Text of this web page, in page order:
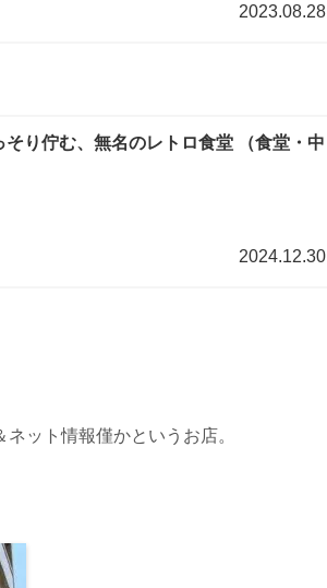
2023.08.28
そり佇む、無名のレトロ食堂 （食堂・中
2024.12.30
ット情報僅かというお店。